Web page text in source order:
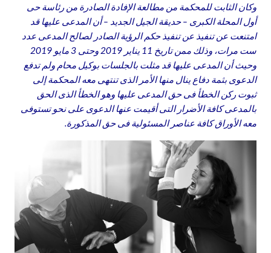
وكان الثابت للمحكمة من مطالعة الإفادة الصادرة من رئاسة حى
أول المحلة الكبرى – حديقة الجيل الجديد – أن المدعى عليها قد
امتنعت عن تنفيذ عن تنفيذ حكم الرؤية الصادر لصالح المدعى عدد
ست مرات، وذلك ممن تاريخ 11 يناير 2019 وحتى 3 مايو 2019
وحيث أن المدعى عليها قد مثلت بالجلسات بوكيل محام ولم تدفع
الدعوى بثمة دفاع ينال منها الأمر الذى تنتهى معه المحكمة إلى
ثبوت ركن الخطأ فى حق المدعى عليها وهو الخطأ الذى الحق
بالمدعى كافة الأضرار التى أقيمت عنها الدعوى على نحو تستوفى
معه الأوراق كافة عناصر المسئولية فى حق المذكورة.